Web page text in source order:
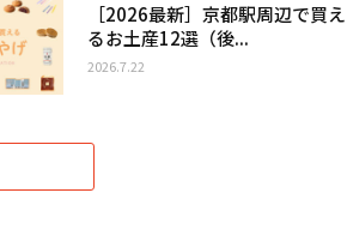
［2026最新］京都駅周辺で買え
るお土産12選（後...
2026.7.22